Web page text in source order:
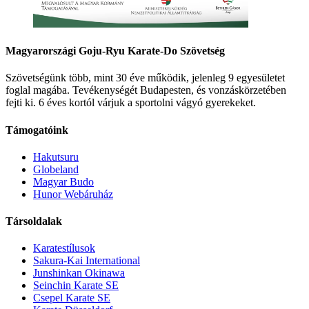
Magyarországi Goju-Ryu Karate-Do Szövetség
Szövetségünk több, mint 30 éve működik, jelenleg 9 egyesületet
foglal magába. Tevékenységét Budapesten, és vonzáskörzetében
fejti ki. 6 éves kortól várjuk a sportolni vágyó gyerekeket.
Támogatóink
Hakutsuru
Globeland
Magyar Budo
Hunor Webáruház
Társoldalak
Karatestílusok
Sakura-Kai International
Junshinkan Okinawa
Seinchin Karate SE
Csepel Karate SE